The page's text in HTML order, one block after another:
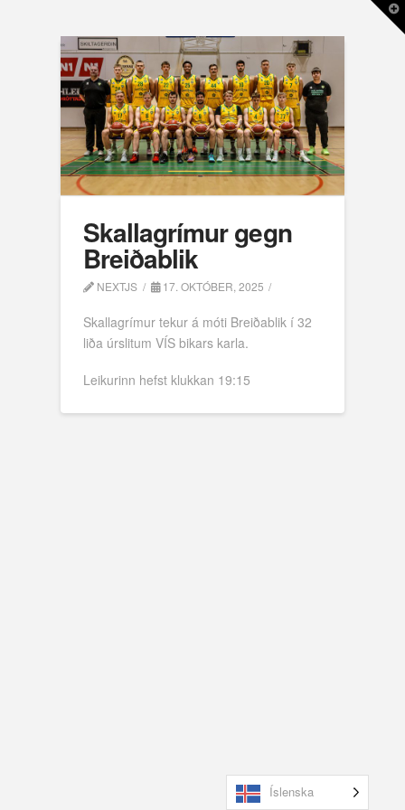
Skallagrímur gegn
Breiðablik
NEXTJS 17. OKTÓBER, 2025
Skallagrímur tekur á móti Breiðablik í 32
liða úrslitum VÍS bikars karla.
Leikurinn hefst klukkan 19:15
Íslenska